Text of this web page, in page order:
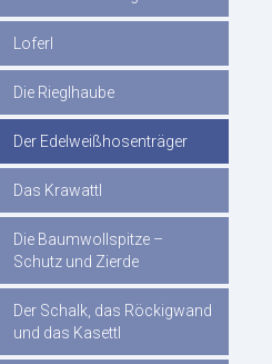
Loferl
Die Rieglhaube
Der Edelweißhosenträger
Das Krawattl
Die Baumwollspitze –
Schutz und Zierde
Der Schalk, das Röckigwand
und das Kasettl